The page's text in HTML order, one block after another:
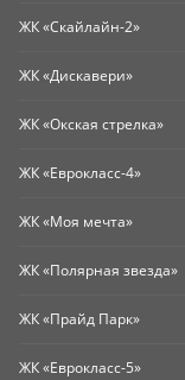
ЖК «Скайлайн-2»
ЖК «Дискавери»
ЖК «Окская стрелка»
ЖК «Еврокласс-4»
ЖК «Моя мечта»
ЖК «Полярная звезда»
ЖК «Прайд Парк»
ЖК «Еврокласс-5»